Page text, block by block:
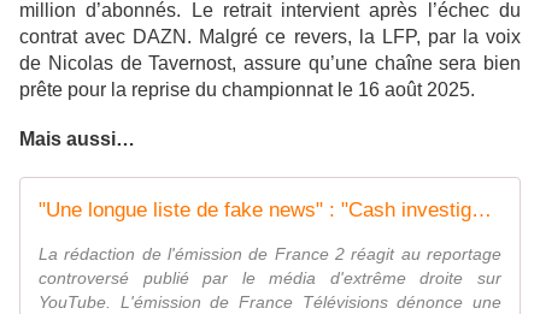
million d’abonnés. Le retrait intervient après l ’échec du
contrat avec DAZN. Malgré ce revers, la LFP, par la voix
de Nicolas de Tavernost, assure qu’une chaîne sera bien
prête pour la reprise du championnat le 16 août 2025.
Mais aussi…
"Une longue liste de fake news" : "Cash investigation" répond au média d'extrême droite "Frontières" après une "contre-enquête" sur les méthodes d'Élise Lucet
La rédaction de l'émission de France 2 réagit au reportage
controversé publié par le média d'extrême droite sur
YouTube. L'émission de France Télévisions dénonce une